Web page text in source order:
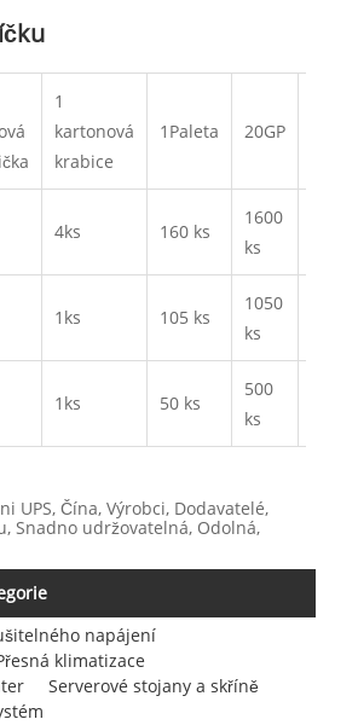
1
kartonová
krabice
1Paleta 20GP
4ks 160 ks
1600
ks
1ks 105 ks
1050
ks
1ks 50 ks
500
ks
UPS, Čína, Výrobci, Dodavatelé,
Snadno udržovatelná, Odolná,
napájení
klimatizace
Serverové stojany a skříně